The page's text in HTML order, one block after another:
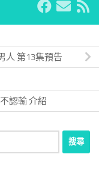
人 第13集預告
認輸 介紹